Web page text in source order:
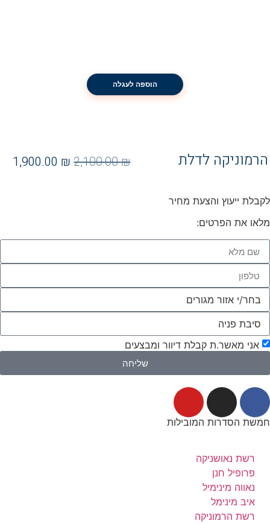
הוספה לעגלה
הרמוניקה לדלת 2,100.00₪
1,900.00 ₪
לקבלת ייעוץ והצעת מחיר
מלאו את הפרטים:
אני מאשר.ת קבלת דיוור ומבצעים
שליחה
חמשת הסדרות המובילות
רשת נאושניקה
פרופיל חנן
נאווה מינימיל
איב מינימל
רשת הרמוניקה